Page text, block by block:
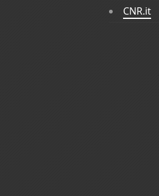
CNR.it